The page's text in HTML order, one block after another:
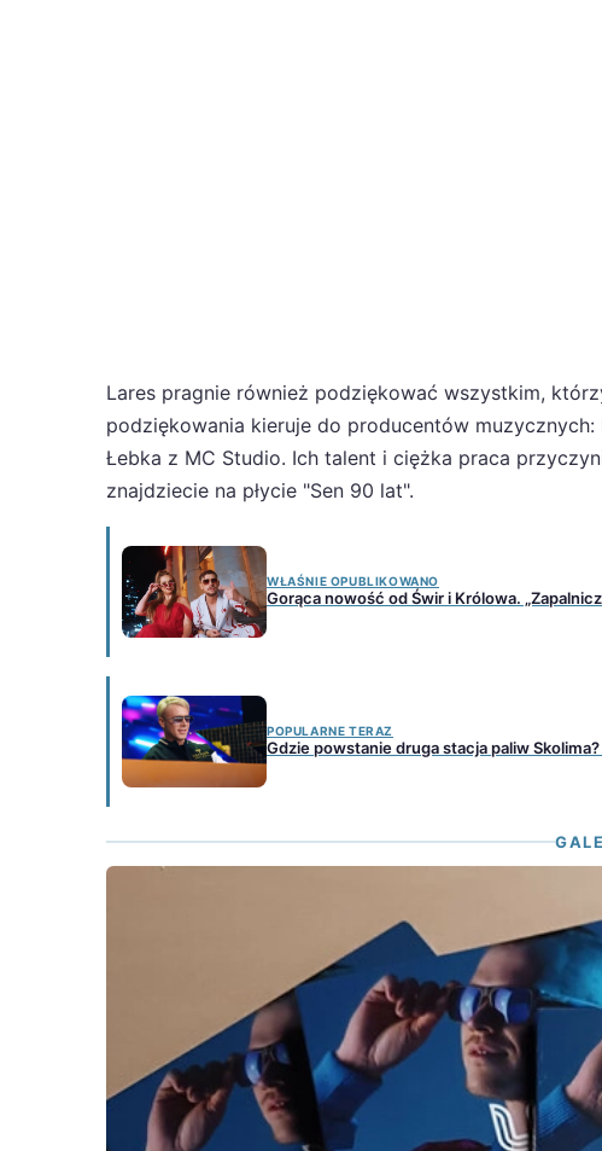
Lares pragnie również podziękować wszystkim,
podziękowania kieruje do producentów
Łebka z MC Studio. Ich talent i ciężka praca
znajdziecie na płycie "Sen 90 lat".
WŁAŚNIE OPUBLIKOWANO
Gorąca nowość od Świr i Królowa.
POPULARNE TERAZ
Gdzie powstanie druga stacja paliw